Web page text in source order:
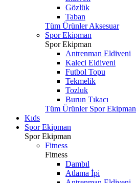
Gözlük
Taban
Tüm Ürünler Aksesuar
Spor Ekipman
Spor Ekipman
Antrenman Eldiveni
Kaleci Eldiveni
Futbol Topu
Tekmelik
Tozluk
Burun Tıkacı
Tüm Ürünler Spor Ekipman
Kıds
Spor Ekipman
Spor Ekipman
Fitness
Fitness
Dambıl
Atlama İpi